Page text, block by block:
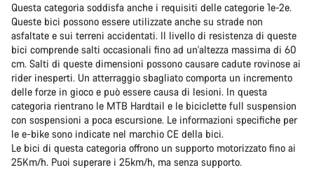
Questa categoria soddisfa anche i requisiti delle categorie 1e-2e.
Queste bici possono essere utilizzate anche su strade non
asfaltate e sui terreni accidentati. Il livello di resistenza di queste
bici comprende salti occasionali fino ad un'altezza massima di 60
cm. Salti di queste dimensioni possono causare cadute rovinose ai
rider inesperti. Un atterraggio sbagliato comporta un incremento
delle forze in gioco e può essere causa di lesioni. In questa
categoria rientrano le MTB Hardtail e le biciclette full suspension
con sospensioni a poca escursione. Le informazioni specifiche per
le e-bike sono indicate nel marchio CE della bici.
Le bici di questa categoria offrono un supporto motorizzato fino ai
25Km/h. Puoi superare i 25km/h, ma senza supporto.